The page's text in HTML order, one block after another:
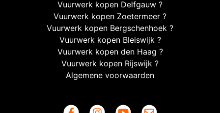
Vuurwerk kopen Delfgauw ?
Vuurwerk kopen Zoetermeer ?
Vuurwerk kopen Bergschenhoek ?
Vuurwerk kopen Bleiswijk ?
Vuurwerk kopen den Haag ?
Vuurwerk kopen Rijswijk ?
Algemene voorwaarden